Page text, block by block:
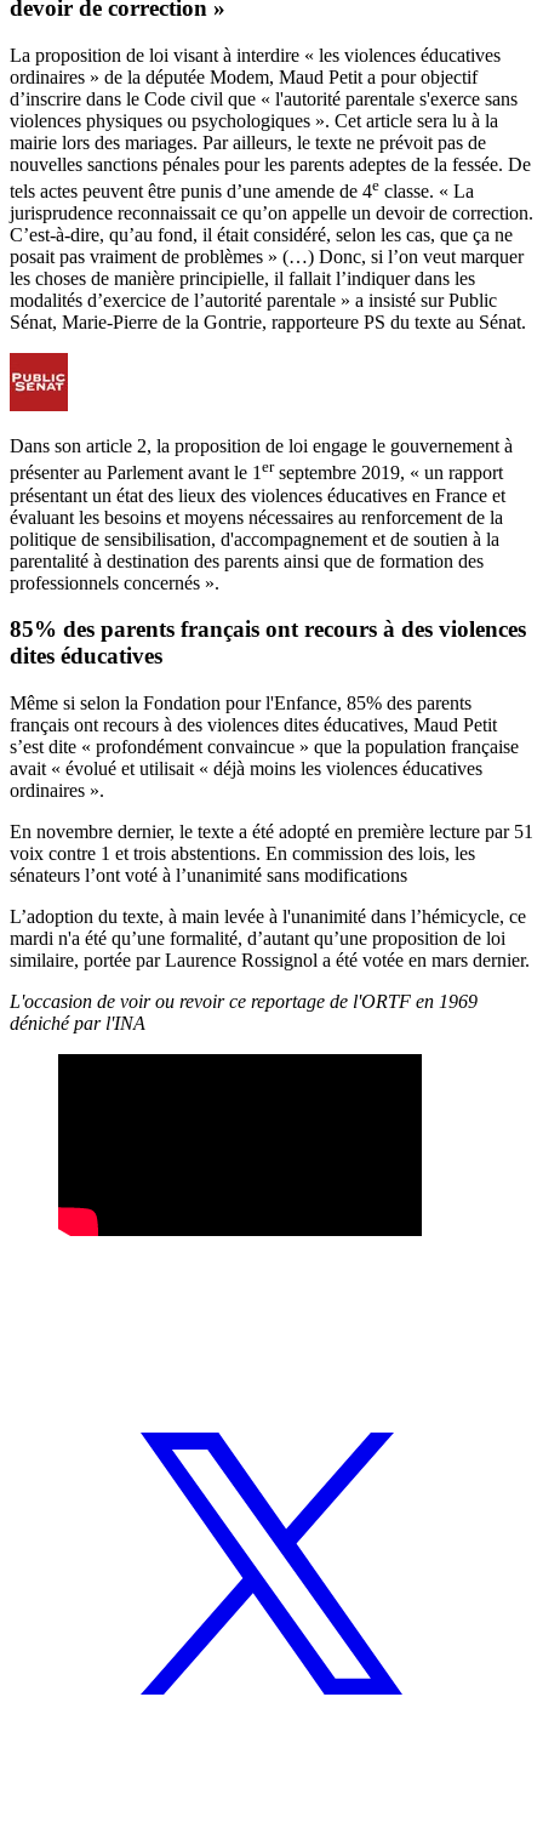
devoir de correction »
La proposition de loi visant à interdire « les violences éducatives
ordinaires » de la députée Modem, Maud Petit a pour objectif
d’inscrire dans le Code civil que « l'autorité parentale s'exerce sans
violences physiques ou psychologiques ». Cet article sera lu à la
mairie lors des mariages. Par ailleurs, le texte ne prévoit pas de
nouvelles sanctions pénales pour les parents adeptes de la fessée. De
tels actes peuvent être punis d’une amende de 4e classe. « La
jurisprudence reconnaissait ce qu’on appelle un devoir de correction.
C’est-à-dire, qu’au fond, il était considéré, selon les cas, que ça ne
posait pas vraiment de problèmes » (…) Donc, si l’on veut marquer
les choses de manière principielle, il fallait l’indiquer dans les
modalités d’exercice de l’autorité parentale » a insisté sur Public
Sénat, Marie-Pierre de la Gontrie, rapporteure PS du texte au Sénat.
Dans son article 2, la proposition de loi engage le gouvernement à
présenter au Parlement avant le 1erseptembre 2019, « un rapport
présentant un état des lieux des violences éducatives en France et
évaluant les besoins et moyens nécessaires au renforcement de la
politique de sensibilisation, d'accompagnement et de soutien à la
parentalité à destination des parents ainsi que de formation des
professionnels concernés ».
85% des parents français ont recours à des violences
dites éducatives
Même si selon la Fondation pour l'Enfance, 85% des parents
français ont recours à des violences dites éducatives, Maud Petit
s’est dite « profondément convaincue » que la population française
avait « évolué et utilisait « déjà moins les violences éducatives
ordinaires ».
En novembre dernier, le texte a été adopté en première lecture par 51
voix contre 1 et trois abstentions. En commission des lois, les
sénateurs l’ont voté à l’unanimité sans modifications
L’adoption du texte, à main levée à l'unanimité dans l’hémicycle, ce
mardi n'a été qu’une formalité, d’autant qu’une proposition de loi
similaire, portée par Laurence Rossignol a été votée en mars dernier.
L'occasion de voir ou revoir ce reportage de l'ORTF en 1969
déniché par l'INA